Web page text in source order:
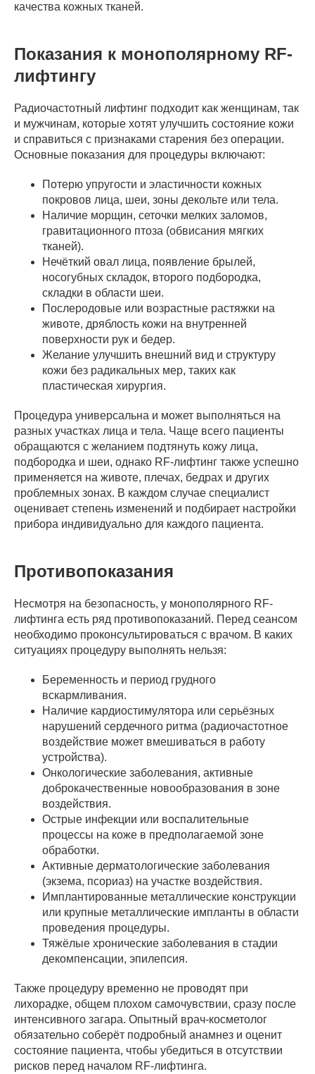
качества кожных тканей.
Показания к монополярному RF-
лифтингу
Радиочастотный лифтинг подходит как женщинам, так
и мужчинам, которые хотят улучшить состояние кожи
и справиться с признаками старения без операции.
Основные показания для процедуры включают:
Потерю упругости и эластичности кожных
покровов лица, шеи, зоны декольте или тела.
Наличие морщин, сеточки мелких заломов,
гравитационного птоза (обвисания мягких
тканей).
Нечёткий овал лица, появление брылей,
носогубных складок, второго подбородка,
складки в области шеи.
Послеродовые или возрастные растяжки на
животе, дряблость кожи на внутренней
поверхности рук и бедер.
Желание улучшить внешний вид и структуру
кожи без радикальных мер, таких как
пластическая хирургия.
Процедура универсальна и может выполняться на
разных участках лица и тела. Чаще всего пациенты
обращаются с желанием подтянуть кожу лица,
подбородка и шеи, однако RF-лифтинг также успешно
применяется на животе, плечах, бедрах и других
проблемных зонах. В каждом случае специалист
оценивает степень изменений и подбирает настройки
прибора индивидуально для каждого пациента.
Противопоказания
Несмотря на безопасность, у монополярного RF-
лифтинга есть ряд противопоказаний. Перед сеансом
необходимо проконсультироваться с врачом. В каких
ситуациях процедуру выполнять нельзя:
Беременность и период грудного
вскармливания.
Наличие кардиостимулятора или серьёзных
нарушений сердечного ритма (радиочастотное
воздействие может вмешиваться в работу
устройства).
Онкологические заболевания, активные
доброкачественные новообразования в зоне
воздействия.
Острые инфекции или воспалительные
процессы на коже в предполагаемой зоне
обработки.
Активные дерматологические заболевания
(экзема, псориаз) на участке воздействия.
Имплантированные металлические конструкции
или крупные металлические импланты в области
проведения процедуры.
Тяжёлые хронические заболевания в стадии
декомпенсации, эпилепсия.
Также процедуру временно не проводят при
лихорадке, общем плохом самочувствии, сразу после
интенсивного загара. Опытный врач-косметолог
обязательно соберёт подробный анамнез и оценит
состояние пациента, чтобы убедиться в отсутствии
рисков перед началом RF-лифтинга.